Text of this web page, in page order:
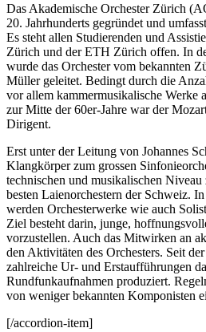
Das Akademische Orchester Zürich
20. Jahrhunderts gegründet und
Es steht allen Studierenden und
Zürich und der ETH Zürich offen. In
wurde das Orchester vom bekannten
Müller geleitet. Bedingt durch die
vor allem kammermusikalische Werke
zur Mitte der 60er-Jahre war der
Dirigent.
Erst unter der Leitung von Johannes
Klangkörper zum grossen
technischen und musikalischen
besten Laienorchestern der Schweiz.
werden Orchesterwerke wie auch
Ziel besteht darin, junge,
vorzustellen. Auch das Mitwirken an
den Aktivitäten des Orchesters. Seit
zahlreiche Ur- und Erstaufführungen
Rundfunkaufnahmen produziert.
von weniger bekannten Komponisten
[/accordion-item]